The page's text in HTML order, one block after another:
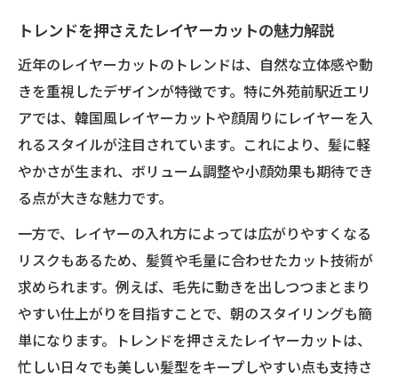
レイヤーカットで柔らかい印象を作る方法
小顔効果を引き出すレイヤーカットの工夫
ボリュームアップに効くレイヤーカットの選び
方
ボリュームアップに適したレイヤーカット
術
ふんわり仕上げるレイヤーカットの工夫
レイヤーカットで根元からボリュームを作
る方法
外苑前駅近で叶うボリューム感アップレイ
ヤー
トレンドを押さえたレイヤーカットの魅力解説
近年のレイヤーカットのトレンドは、自然な立体感や動
きを重視したデザインが特徴です。特に外苑前駅近エリ
アでは、韓国風レイヤーカットや顔周りにレイヤーを入
れるスタイルが注目されています。これにより、髪に軽
やかさが生まれ、ボリューム調整や小顔効果も期待でき
る点が大きな魅力です。
一方で、レイヤーの入れ方によっては広がりやすくなる
リスクもあるため、髪質や毛量に合わせたカット技術が
求められます。例えば、毛先に動きを出しつつまとまり
やすい仕上がりを目指すことで、朝のスタイリングも簡
単になります。トレンドを押さえたレイヤーカットは、
忙しい日々でも美しい髪型をキープしやすい点も支持さ